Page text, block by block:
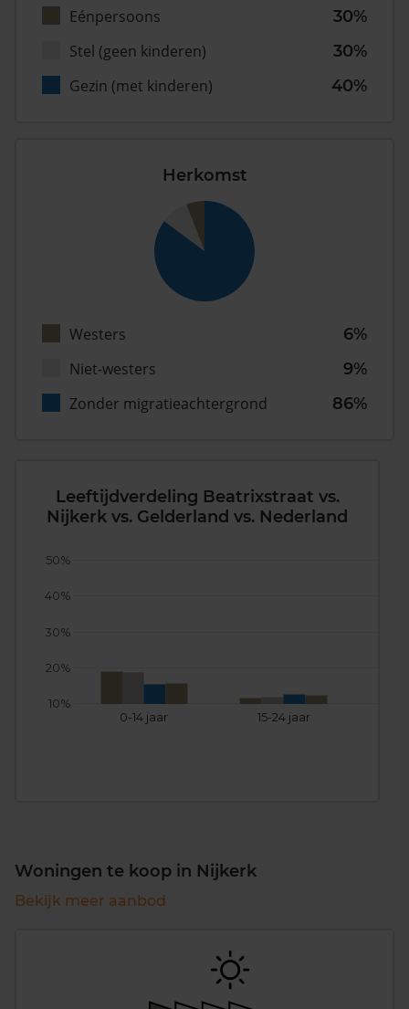
Eénpersoons
30%
Stel (geen kinderen)
30%
Gezin (met kinderen)
40%
Herkomst
Westers
6%
Niet-westers
9%
Zonder migratieachtergrond
86%
Leeftijdverdeling Beatrixstraat vs.
Nijkerk vs. Gelderland vs. Nederland
0-14 jaar 15-24 jaar
10%
20%
30%
40%
50%
Woningen te koop in Nijkerk
Bekijk meer aanbod